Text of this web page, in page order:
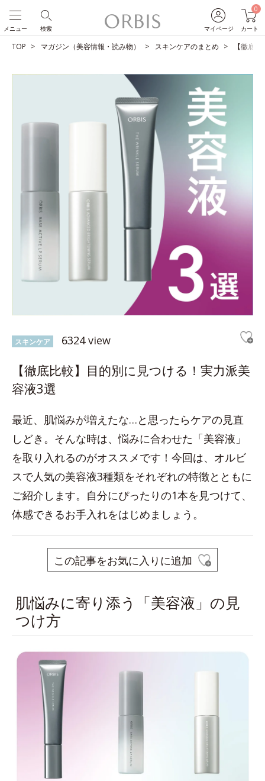
マイページ
0
カート
検索
メニュー
TOP マガジン（美容情報・読み物） スキンケアのまとめ 【徹底
スキンケア 6324 view
【徹底比較】目的別に見つける！実力派美
容液3選
最近、肌悩みが増えたな…と思ったらケアの見直
しどき。そんな時は、悩みに合わせた「美容液」
を取り入れるのがオススメです！今回は、オルビ
スで人気の美容液3種類をそれぞれの特徴とともに
ご紹介します。自分にぴったりの1本を見つけて、
体感できるお手入れをはじめましょう。
この記事をお気に入りに追加
肌悩みに寄り添う「美容液」の見
つけ方